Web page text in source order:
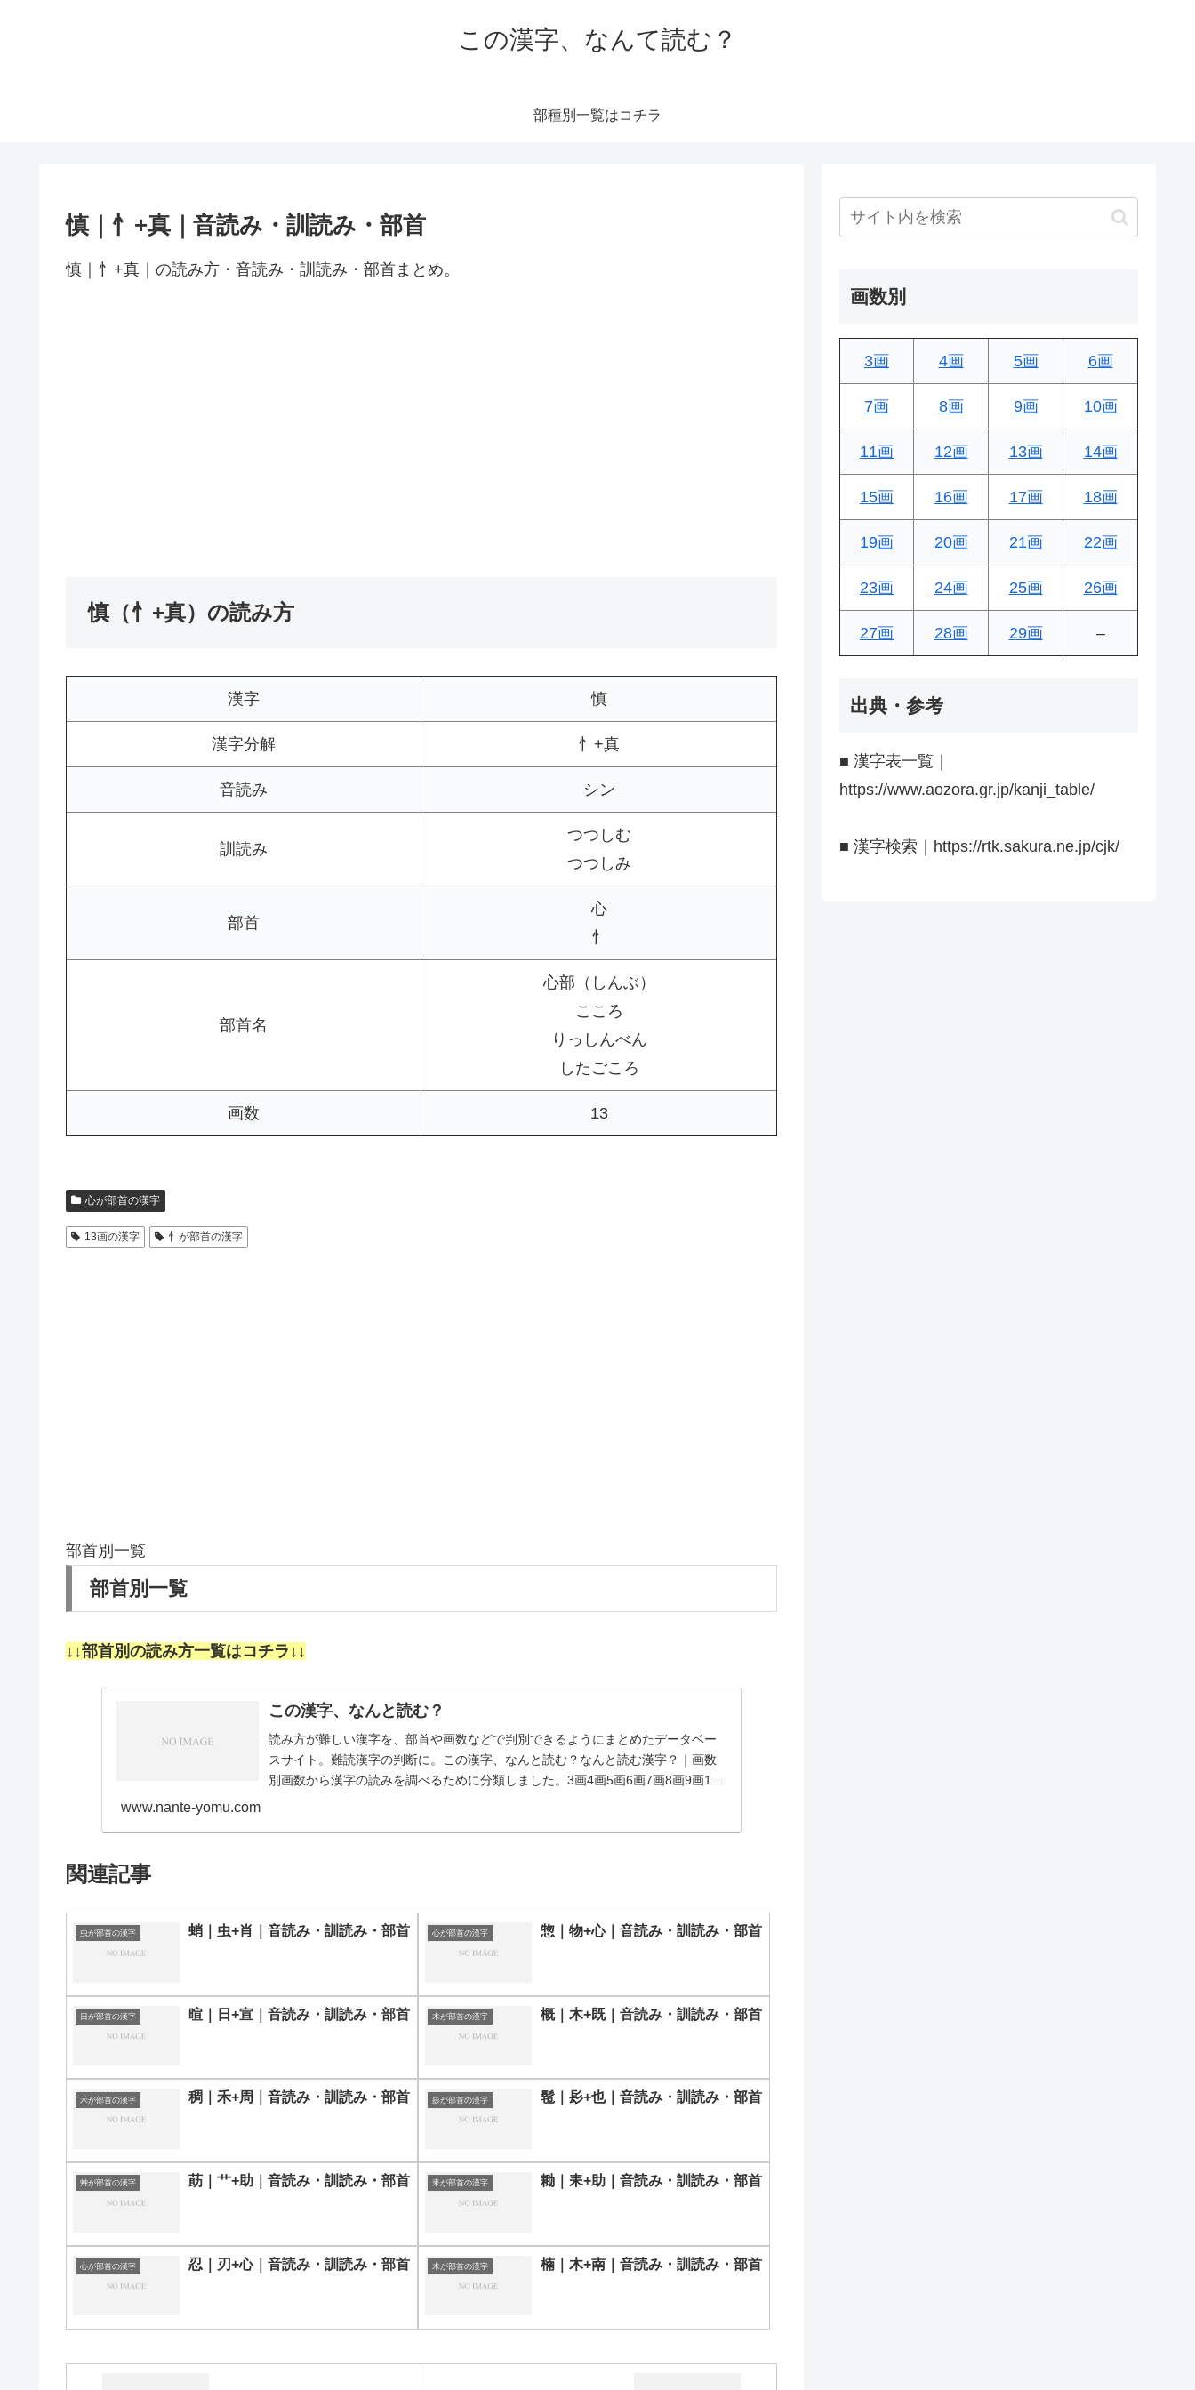
この漢字、なんて読む？
部種別一覧はコチラ
慎｜忄+真｜音読み・訓読み・部首
慎｜忄+真｜の読み方・音読み・訓読み・部首まとめ。
慎（忄+真）の読み方
漢字 慎
漢字分解 忄+真
音読み シン
訓読み
つつしむ
つつしみ
部首
心
忄
部首名
心部（しんぶ）
こころ
りっしんべん
したごころ
画数 13
心が部首の漢字
13画の漢字 忄が部首の漢字
部首別一覧
部首別一覧
↓↓部首別の読み方一覧はコチラ↓↓
この漢字、なんと読む？
読み方が難しい漢字を、部首や画数などで判別できるようにまとめたデータベー
スサイト。難読漢字の判断に。この漢字、なんと読む？なんと読む漢字？｜画数
別画数から漢字の読みを調べるために分類しました。3画4画5画6画7画8画9画10
www.nante-yomu.com
関連記事
虫が部首の漢字 蛸｜虫+肖｜音読み・訓読み・部首 心が部首の漢字 惣｜物+心｜音読み・訓読み・部首
日が部首の漢字 暄｜日+宣｜音読み・訓読み・部首 木が部首の漢字 概｜木+既｜音読み・訓読み・部首
禾が部首の漢字 稠｜禾+周｜音読み・訓読み・部首 髟が部首の漢字 髢｜髟+也｜音読み・訓読み・部首
艸が部首の漢字 莇｜艹+助｜音読み・訓読み・部首 耒が部首の漢字 耡｜耒+助｜音読み・訓読み・部首
心が部首の漢字 忍｜刃+心｜音読み・訓読み・部首 木が部首の漢字 楠｜木+南｜音読み・訓読み・部首
画数別
3画 4画 5画 6画
7画 8画 9画 10画
11画 12画 13画 14画
15画 16画 17画 18画
19画 20画 21画 22画
23画 24画 25画 26画
27画 28画 29画 –
出典・参考
■ 漢字表一覧｜
https://www.aozora.gr.jp/kanji_table/
■ 漢字検索｜https://rtk.sakura.ne.jp/cjk/